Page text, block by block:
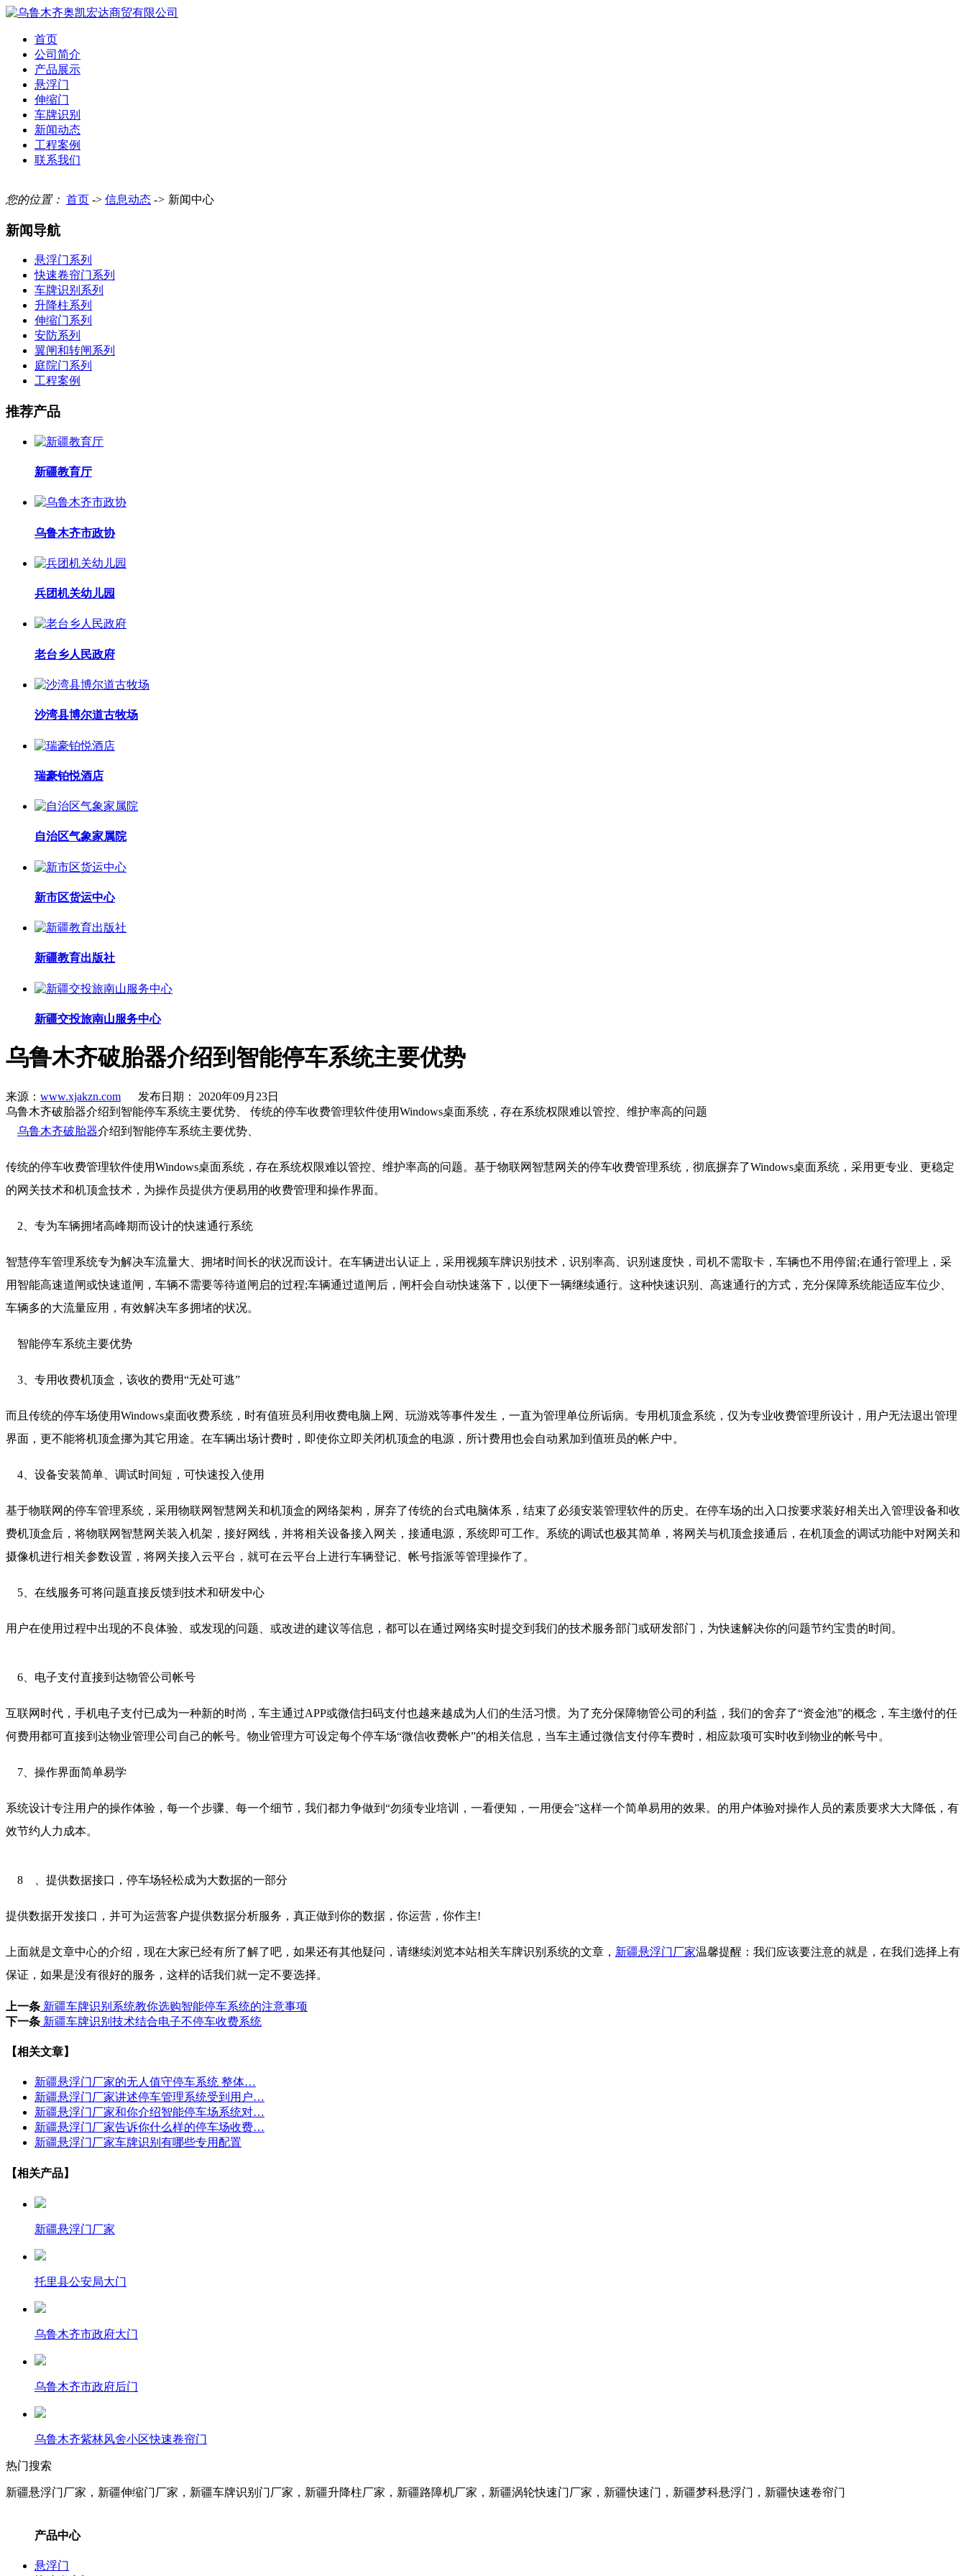
首页
公司简介
产品展示
悬浮门
伸缩门
车牌识别
新闻动态
工程案例
联系我们
您的位置： 首页 -> 信息动态 -> 新闻中心
新闻导航
悬浮门系列
快速卷帘门系列
车牌识别系列
升降柱系列
伸缩门系列
安防系列
翼闸和转闸系列
庭院门系列
工程案例
推荐产品
新疆教育厅
乌鲁木齐市政协
兵团机关幼儿园
老台乡人民政府
沙湾县博尔道古牧场
瑞豪铂悦酒店
自治区气象家属院
新市区货运中心
新疆教育出版社
新疆交投旅南山服务中心
乌鲁木齐破胎器介绍到智能停车系统主要优势
来源： www.xjakzn.com 发布日期： 2020年09月23日
乌鲁木齐破胎器介绍到智能停车系统主要优势、 传统的停车收费管理软件使用Windows桌面系统，存在系统权限难以管控、维护率高的问题
乌鲁木齐破胎器介绍到智能停车系统主要优势、
传统的停车收费管理软件使用Windows桌面系统，存在系统权限难以管控、维护率高的问题。基于物联网智慧网关的停车收费管理系统，彻底摒弃了Windows桌面系统，采用更专业、更稳定
的网关技术和机顶盒技术，为操作员提供方便易用的收费管理和操作界面。
2、专为车辆拥堵高峰期而设计的快速通行系统
智慧停车管理系统专为解决车流量大、拥堵时间长的状况而设计。在车辆进出认证上，采用视频车牌识别技术，识别率高、识别速度快，司机不需取卡，车辆也不用停留;在通行管理上，采
用智能高速道闸或快速道闸，车辆不需要等待道闸启的过程;车辆通过道闸后，闸杆会自动快速落下，以便下一辆继续通行。这种快速识别、高速通行的方式，充分保障系统能适应车位少、
车辆多的大流量应用，有效解决车多拥堵的状况。
智能停车系统主要优势
3、专用收费机顶盒，该收的费用“无处可逃”
而且传统的停车场使用Windows桌面收费系统，时有值班员利用收费电脑上网、玩游戏等事件发生，一直为管理单位所诟病。专用机顶盒系统，仅为专业收费管理所设计，用户无法退出管理
界面，更不能将机顶盒挪为其它用途。在车辆出场计费时，即使你立即关闭机顶盒的电源，所计费用也会自动累加到值班员的帐户中。
4、设备安装简单、调试时间短，可快速投入使用
基于物联网的停车管理系统，采用物联网智慧网关和机顶盒的网络架构，屏弃了传统的台式电脑体系，结束了必须安装管理软件的历史。在停车场的出入口按要求装好相关出入管理设备和收
费机顶盒后，将物联网智慧网关装入机架，接好网线，并将相关设备接入网关，接通电源，系统即可工作。系统的调试也极其简单，将网关与机顶盒接通后，在机顶盒的调试功能中对网关和
摄像机进行相关参数设置，将网关接入云平台，就可在云平台上进行车辆登记、帐号指派等管理操作了。
5、在线服务可将问题直接反馈到技术和研发中心
用户在使用过程中出现的不良体验、或发现的问题、或改进的建议等信息，都可以在通过网络实时提交到我们的技术服务部门或研发部门，为快速解决你的问题节约宝贵的时间。
6、电子支付直接到达物管公司帐号
互联网时代，手机电子支付已成为一种新的时尚，车主通过APP或微信扫码支付也越来越成为人们的生活习惯。为了充分保障物管公司的利益，我们的舍弃了“资金池”的概念，车主缴付的任
何费用都可直接到达物业管理公司自己的帐号。物业管理方可设定每个停车场“微信收费帐户”的相关信息，当车主通过微信支付停车费时，相应款项可实时收到物业的帐号中。
7、操作界面简单易学
系统设计专注用户的操作体验，每一个步骤、每一个细节，我们都力争做到“勿须专业培训，一看便知，一用便会”这样一个简单易用的效果。的用户体验对操作人员的素质要求大大降低，有
效节约人力成本。
8 、提供数据接口，停车场轻松成为大数据的一部分
提供数据开发接口，并可为运营客户提供数据分析服务，真正做到你的数据，你运营，你作主!
上面就是文章中心的介绍，现在大家已经有所了解了吧，如果还有其他疑问，请继续浏览本站相关车牌识别系统的文章， 新疆悬浮门厂家温馨提醒：我们应该要注意的就是，在我们选择上有
保证，如果是没有很好的服务，这样的话我们就一定不要选择。
上一条 新疆车牌识别系统教你选购智能停车系统的注意事项
下一条 新疆车牌识别技术结合电子不停车收费系统
【相关文章】
新疆悬浮门厂家的无人值守停车系统 整体…
新疆悬浮门厂家讲述停车管理系统受到用户…
新疆悬浮门厂家和你介绍智能停车场系统对…
新疆悬浮门厂家告诉你什么样的停车场收费…
新疆悬浮门厂家车牌识别有哪些专用配置
【相关产品】
新疆悬浮门厂家
托里县公安局大门
乌鲁木齐市政府大门
乌鲁木齐市政府后门
乌鲁木齐紫林风舍小区快速卷帘门
热门搜索
新疆悬浮门厂家，新疆伸缩门厂家，新疆车牌识别门厂家，新疆升降柱厂家 ，新疆路障机厂家 ，新疆涡轮快速门厂家 ，新疆快速门，新疆梦科悬浮门，新疆快速卷帘门
产品中心
悬浮门